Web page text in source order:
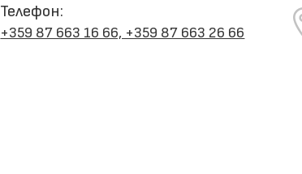
Телефон:
+359 87 663 16 66, +359 87 663 26 66